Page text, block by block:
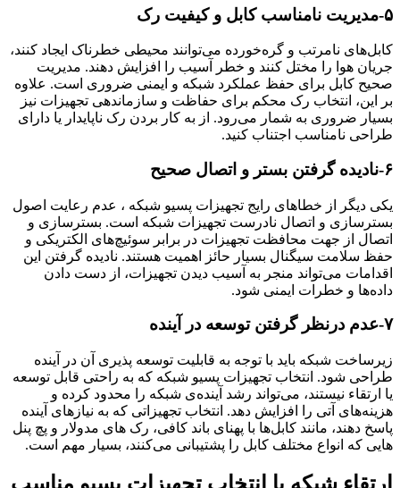
۵-مدیریت نامناسب کابل‌ و کیفیت رک
کابل‌های نامرتب و گره‌خورده می‌توانند محیطی خطرناک ایجاد کنند،
جریان هوا را مختل کنند و خطر آسیب را افزایش دهند. مدیریت
صحیح کابل برای حفظ عملکرد شبکه و ایمنی ضروری است. علاوه
بر این، انتخاب رک محکم برای حفاظت و سازماندهی تجهیزات نیز
بسیار ضروری به شمار می‌رود. از به کار بردن رک ناپایدار یا دارای
طراحی نامناسب اجتناب کنید.
۶-نادیده گرفتن بستر و اتصال صحیح
یکی دیگر از خطاهای رایج تجهیزات پسیو شبکه ، عدم رعایت اصول
بسترسازی و اتصال نادرست تجهیزات شبکه است. بسترسازی و
اتصال از جهت محافظت تجهیزات در برابر سوئیچ‌های الکتریکی و
حفظ سلامت سیگنال بسیار حائز اهمیت هستند. نادیده گرفتن این
اقدامات می‌تواند منجر به آسیب دیدن تجهیزات، از دست دادن
داده‌ها و خطرات ایمنی شود.
۷-عدم درنظر گرفتن توسعه در آینده
زیرساخت شبکه باید با توجه به قابلیت توسعه پذیری آن در آینده
طراحی شود. انتخاب تجهیزات پسیو شبکه‌ که به راحتی قابل توسعه
یا ارتقاء نیستند، می‌تواند رشد آینده‌ی شبکه را محدود کرده و
هزینه‌ها‌‌ی آتی را افزایش دهد. انتخاب تجهیزاتی که به نیازهای آینده
پاسخ دهند، مانند کابل‌ها با پهنای باند کافی، رک ‌های مدولار و پچ پنل
هایی که انواع مختلف کابل را پشتیبانی می‌کنند، بسیار مهم است.